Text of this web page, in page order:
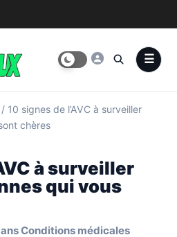
/ 10 signes de l’AVC à surveiller
chères
à surveiller
qui vous
Conditions médicales